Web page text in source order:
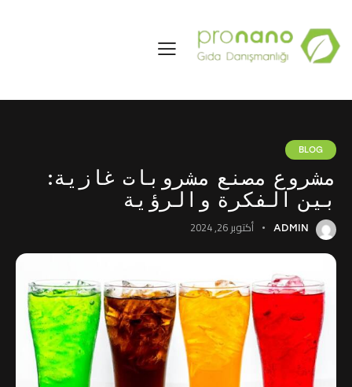
BLOG
مشروع مصنع مشروبات غازية:
بين الفكرة والرؤية
ADMIN أكتوبر 26, 2024